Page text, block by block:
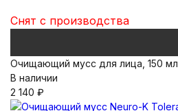
Снят с производства
Очищающий мусс для лица, 150 мл
В наличии
2 140 ₽